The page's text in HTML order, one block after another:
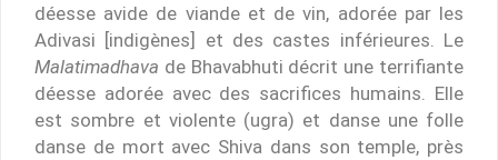
déesse avide de viande et de vin, adorée par les
Adivasi [indigènes] et des castes inférieures. Le
Malatimadhava de Bhavabhuti décrit une terrifiante
déesse adorée avec des sacrifices humains. Elle
est sombre et violente (ugra) et danse une folle
danse de mort avec Shiva dans son temple, près